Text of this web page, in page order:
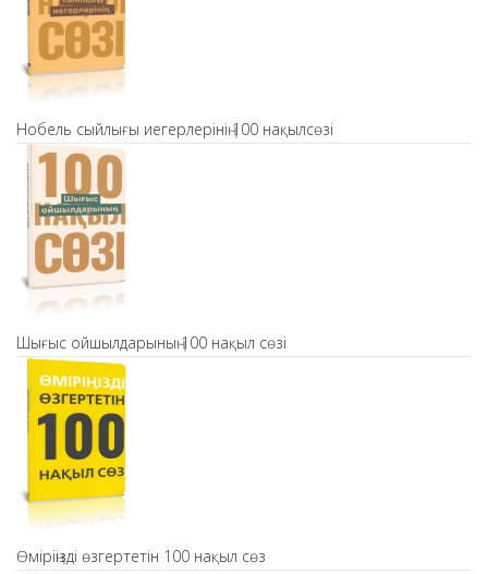
Нобель сыйлығы иегерлерінің 100 нақылсөзі
Шығыс ойшылдарының 100 нақыл сөзі
Өміріңізді өзгертетін 100 нақыл сөз